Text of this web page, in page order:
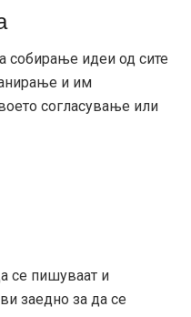
собирање идеи од сите
и им
согласување или
се пишуваат и
заедно за да се